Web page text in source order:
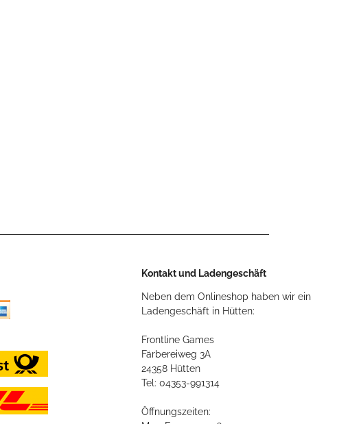
Kontakt und Ladengeschäft
Neben dem Onlineshop haben wir ein
Ladengeschäft in Hütten:
Frontline Games
Färbereiweg 3A
24358 Hütten
Tel: 04353-991314
Öffnungszeiten: